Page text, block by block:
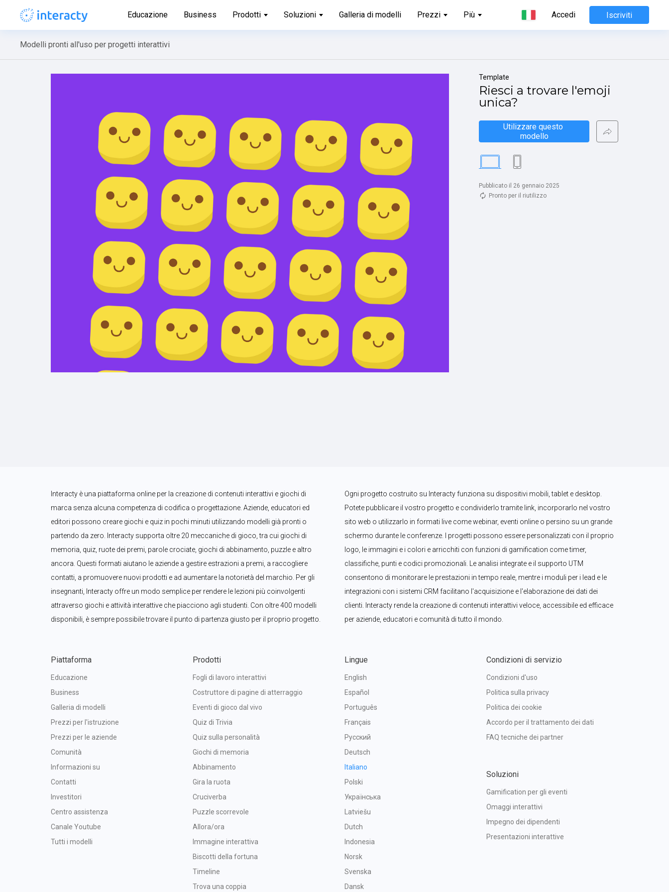
Educazione Business Prodotti Soluzioni Galleria di modelli Prezzi Più Accedi Iscriviti
Modelli pronti all'uso per progetti interattivi
Template
Riesci a trovare l'emoji
unica?
Utilizzare questo
modello
Pubblicato il 26 gennaio 2025
Pronto per il riutilizzo
Interacty è una piattaforma online per la creazione di contenuti interattivi e giochi di
marca senza alcuna competenza di codifica o progettazione. Aziende, educatori ed
editori possono creare giochi e quiz in pochi minuti utilizzando modelli già pronti o
partendo da zero. Interacty supporta oltre 20 meccaniche di gioco, tra cui giochi di
memoria, quiz, ruote dei premi, parole crociate, giochi di abbinamento, puzzle e altro
ancora. Questi formati aiutano le aziende a gestire estrazioni a premi, a raccogliere
contatti, a promuovere nuovi prodotti e ad aumentare la notorietà del marchio. Per gli
insegnanti, Interacty offre un modo semplice per rendere le lezioni più coinvolgenti
attraverso giochi e attività interattive che piacciono agli studenti. Con oltre 400 modelli
disponibili, è sempre possibile trovare il punto di partenza giusto per il proprio progetto.
Ogni progetto costruito su Interacty funziona su dispositivi mobili, tablet e desktop.
Potete pubblicare il vostro progetto e condividerlo tramite link, incorporarlo nel vostro
sito web o utilizzarlo in formati live come webinar, eventi online o persino su un grande
schermo durante le conferenze. I progetti possono essere personalizzati con il proprio
logo, le immagini e i colori e arricchiti con funzioni di gamification come timer,
classifiche, punti e codici promozionali. Le analisi integrate e il supporto UTM
consentono di monitorare le prestazioni in tempo reale, mentre i moduli per i lead e le
integrazioni con i sistemi CRM facilitano l'acquisizione e l'elaborazione dei dati dei
clienti. Interacty rende la creazione di contenuti interattivi veloce, accessibile ed efficace
per aziende, educatori e comunità di tutto il mondo.
Piattaforma
Educazione
Business
Galleria di modelli
Prezzi per l'istruzione
Prezzi per le aziende
Comunità
Informazioni su
Contatti
Investitori
Centro assistenza
Canale Youtube
Tutti i modelli
Prodotti
Fogli di lavoro interattivi
Costruttore di pagine di atterraggio
Eventi di gioco dal vivo
Quiz di Trivia
Quiz sulla personalità
Giochi di memoria
Abbinamento
Gira la ruota
Cruciverba
Puzzle scorrevole
Allora/ora
Immagine interattiva
Biscotti della fortuna
Timeline
Trova una coppia
Lingue
English
Español
Português
Français
Русский
Deutsch
Italiano
Polski
Українська
Latviešu
Dutch
Indonesia
Norsk
Svenska
Dansk
Condizioni di servizio
Condizioni d'uso
Politica sulla privacy
Politica dei cookie
Accordo per il trattamento dei dati
FAQ tecniche dei partner
Soluzioni
Gamification per gli eventi
Omaggi interattivi
Impegno dei dipendenti
Presentazioni interattive